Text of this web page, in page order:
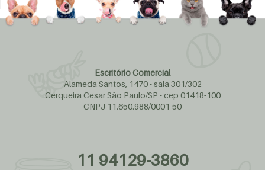
Escritório Comercial
Alameda Santos, 1470 - sala 301/302
Cerqueira Cesar São Paulo/SP - cep 01418-100
CNPJ 11.650.988/0001-50
11 94129-3860